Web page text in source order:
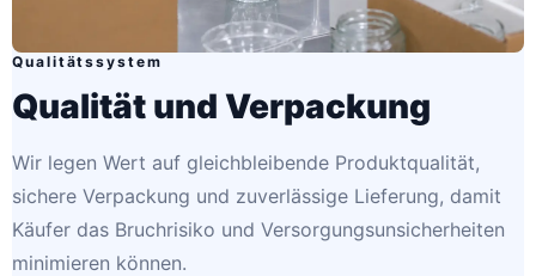
Qualitätssystem
Qualität und Verpackung
Wir legen Wert auf gleichbleibende Produktqualität,
sichere Verpackung und zuverlässige Lieferung, damit
Käufer das Bruchrisiko und Versorgungsunsicherheiten
minimieren können.